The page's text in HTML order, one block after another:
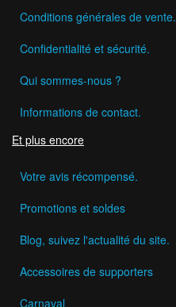
Conditions générales de vente.
Confidentialité et sécurité.
Qui sommes-nous ?
Informations de contact.
Et plus encore
Votre avis récompensé.
Promotions et soldes
Blog, suivez l'actualité du site.
Accessoires de supporters
Carnaval